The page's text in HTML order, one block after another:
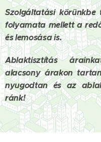
Szolgáltatási
folyamata mellett a
és lemosása is.
Ablaktisztítás
alacsony árakon
nyugodtan és az
ránk!